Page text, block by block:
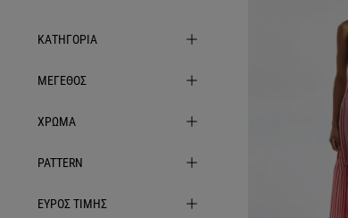
ΚΑΤΗΓΟΡΙΑ
ΜΕΓΕΘΟΣ
ΧΡΩΜΑ
PATTERN
ΕΥΡΟΣ ΤΙΜΗΣ